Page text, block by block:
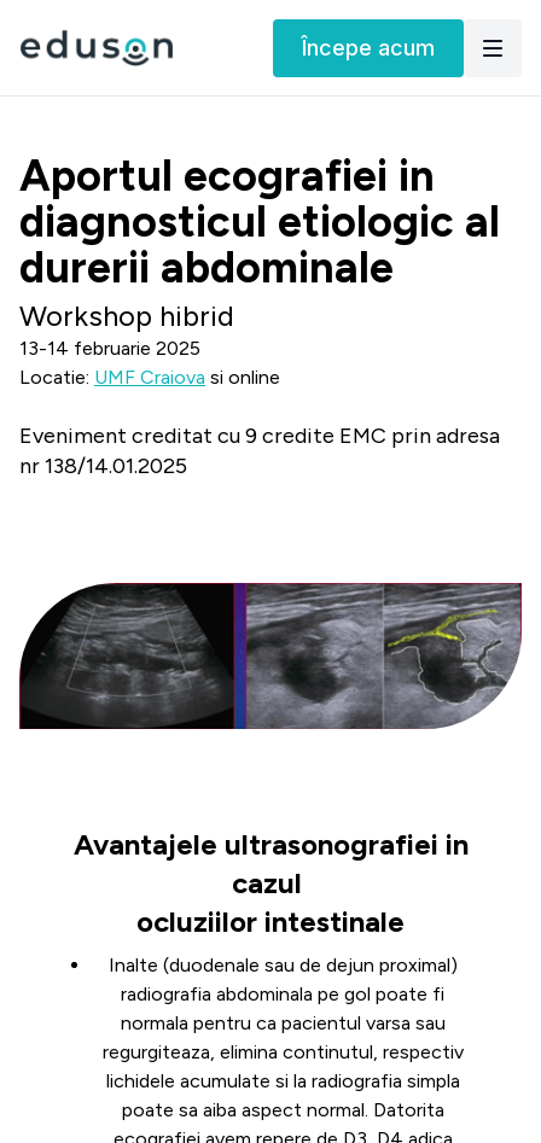
Începe acum
Aportul ecografiei in
diagnosticul etiologic al
durerii abdominale
Workshop hibrid
13-14 februarie 2025
Locatie: UMF Craiova si online
Eveniment creditat cu 9 credite EMC prin adresa
nr 138/14.01.2025
Avantajele ultrasonografiei in
cazul
ocluziilor intestinale
Inalte (duodenale sau de dejun proximal)
radiografia abdominala pe gol poate fi
normala pentru ca pacientul varsa sau
regurgiteaza, elimina continutul, respectiv
lichidele acumulate si la radiografia simpla
poate sa aiba aspect normal. Datorita
ecografiei avem repere de D3, D4 adica